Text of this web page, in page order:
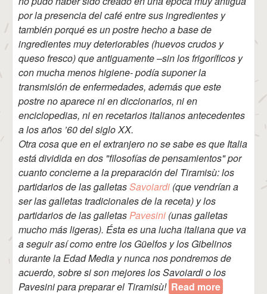
por la presencia del café entre sus ingredientes y
también porqué es un postre hecho a base de
ingredientes muy deteriorables (huevos crudos y
queso fresco) que antiguamente –sin los frigoríficos y
con mucha menos higiene- podía suponer la
transmisión de enfermedades, además que este
postre no aparece ni en diccionarios, ni en
enciclopedias, ni en recetarios italianos antecedentes
a los años ’60 del siglo XX.
Otra cosa que en el extranjero no se sabe es que Italia
está dividida en dos "filosofías de pensamientos" por
cuanto concierne a la preparación del Tiramisù: los
partidarios de las galletasSavoiardi (que vendrían a
ser las galletas tradicionales de la receta) y los
partidarios de las galletas Pavesini (unas galletas
mucho más ligeras). Ésta es una lucha italiana que va
a seguir así como entre los Güelfos y los Gibelinos
durante la Edad Media y nunca nos pondremos de
acuerdo, sobre si son mejores los Savoiardi o los
Pavesini para preparar el Tiramisù! Read more